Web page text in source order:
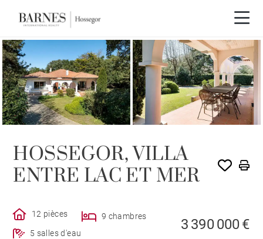
Visite vidéo
HOSSEGOR, VILLA
ENTRE LAC ET MER
12 pièces
9 chambres
5 salles d'eau
3 390 000 €